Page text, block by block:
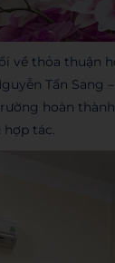
về thỏa thuận
Tấn
hoàn
tác.